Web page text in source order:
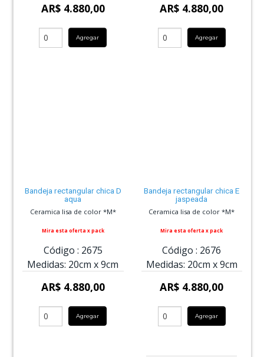
AR$ 4.880,00
Agregar
AR$ 4.880,00
Agregar
Bandeja rectangular chica D
aqua
Ceramica lisa de color *M*
Mira esta oferta x pack
Código : 2675
Medidas: 20cm x9cm
AR$ 4.880,00
Agregar
Bandeja rectangular chica E
jaspeada
Ceramica lisa de color *M*
Mira esta oferta x pack
Código : 2676
Medidas: 20cm x9cm
AR$ 4.880,00
Agregar